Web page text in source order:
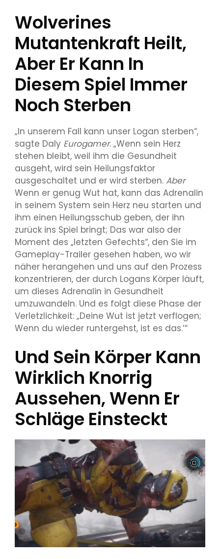
Wolverines
Mutantenkraft Heilt,
Aber Er Kann In
Diesem Spiel Immer
Noch Sterben
„In unserem Fall kann unser Logan sterben“,
sagte Daly Eurogamer. „Wenn sein Herz
stehen bleibt, weil ihm die Gesundheit
ausgeht, wird sein Heilungsfaktor
ausgeschaltet und er wird sterben. Aber
Wenn er genug Wut hat, kann das Adrenalin
in seinem System sein Herz neu starten und
ihm einen Heilungsschub geben, der ihn
zurück ins Spiel bringt; Das war also der
Moment des „letzten Gefechts“, den Sie im
Gameplay-Trailer gesehen haben, wo wir
näher herangehen und uns auf den Prozess
konzentrieren, der durch Logans Körper läuft,
um dieses Adrenalin in Gesundheit
umzuwandeln. Und es folgt diese Phase der
Verletzlichkeit: „Deine Wut ist jetzt verflogen;
Wenn du wieder runtergehst, ist es das.‘“
Und Sein Körper Kann
Wirklich Knorrig
Aussehen, Wenn Er
Schläge Einsteckt